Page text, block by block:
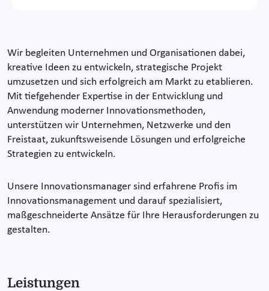
Wir begleiten Unternehmen und Organisationen dabei,
kreative Ideen zu entwickeln, strategische Projekt
umzusetzen und sich erfolgreich am Markt zu etablieren.
Mit tiefgehender Expertise in der Entwicklung und
Anwendung moderner Innovationsmethoden,
unterstützen wir Unternehmen, Netzwerke und den
Freistaat, zukunftsweisende Lösungen und erfolgreiche
Strategien zu entwickeln.
Unsere Innovationsmanager sind erfahrene Profis im
Innovationsmanagement und darauf spezialisiert,
maßgeschneiderte Ansätze für Ihre Herausforderungen zu
gestalten.
Leistungen